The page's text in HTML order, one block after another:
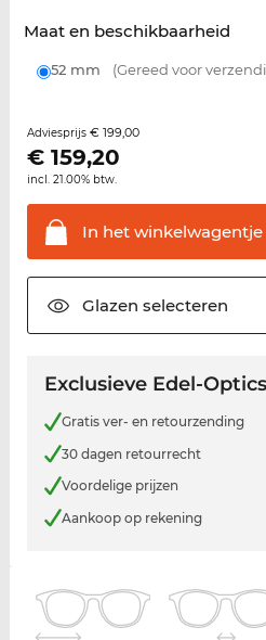
Maat en beschikbaarheid
52 mm (Gereed voor
Adviesprijs € 199,00
€ 159,20
incl. 21.00% btw.
In hetwinkelwagentje
Glazen selecteren
Exclusieve Edel-
Gratis ver- en retourzending
30 dagen retourrecht
Voordelige prijzen
Aankoop op rekening